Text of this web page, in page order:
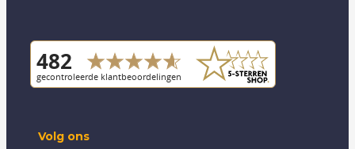
Volg ons